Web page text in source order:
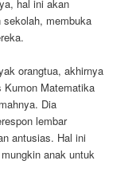
hal ini akan
sekolah, membuka
orangtua, akhirnya
Kumon Matematika
Dia
lembar
antusias. Hal ini
anak untuk